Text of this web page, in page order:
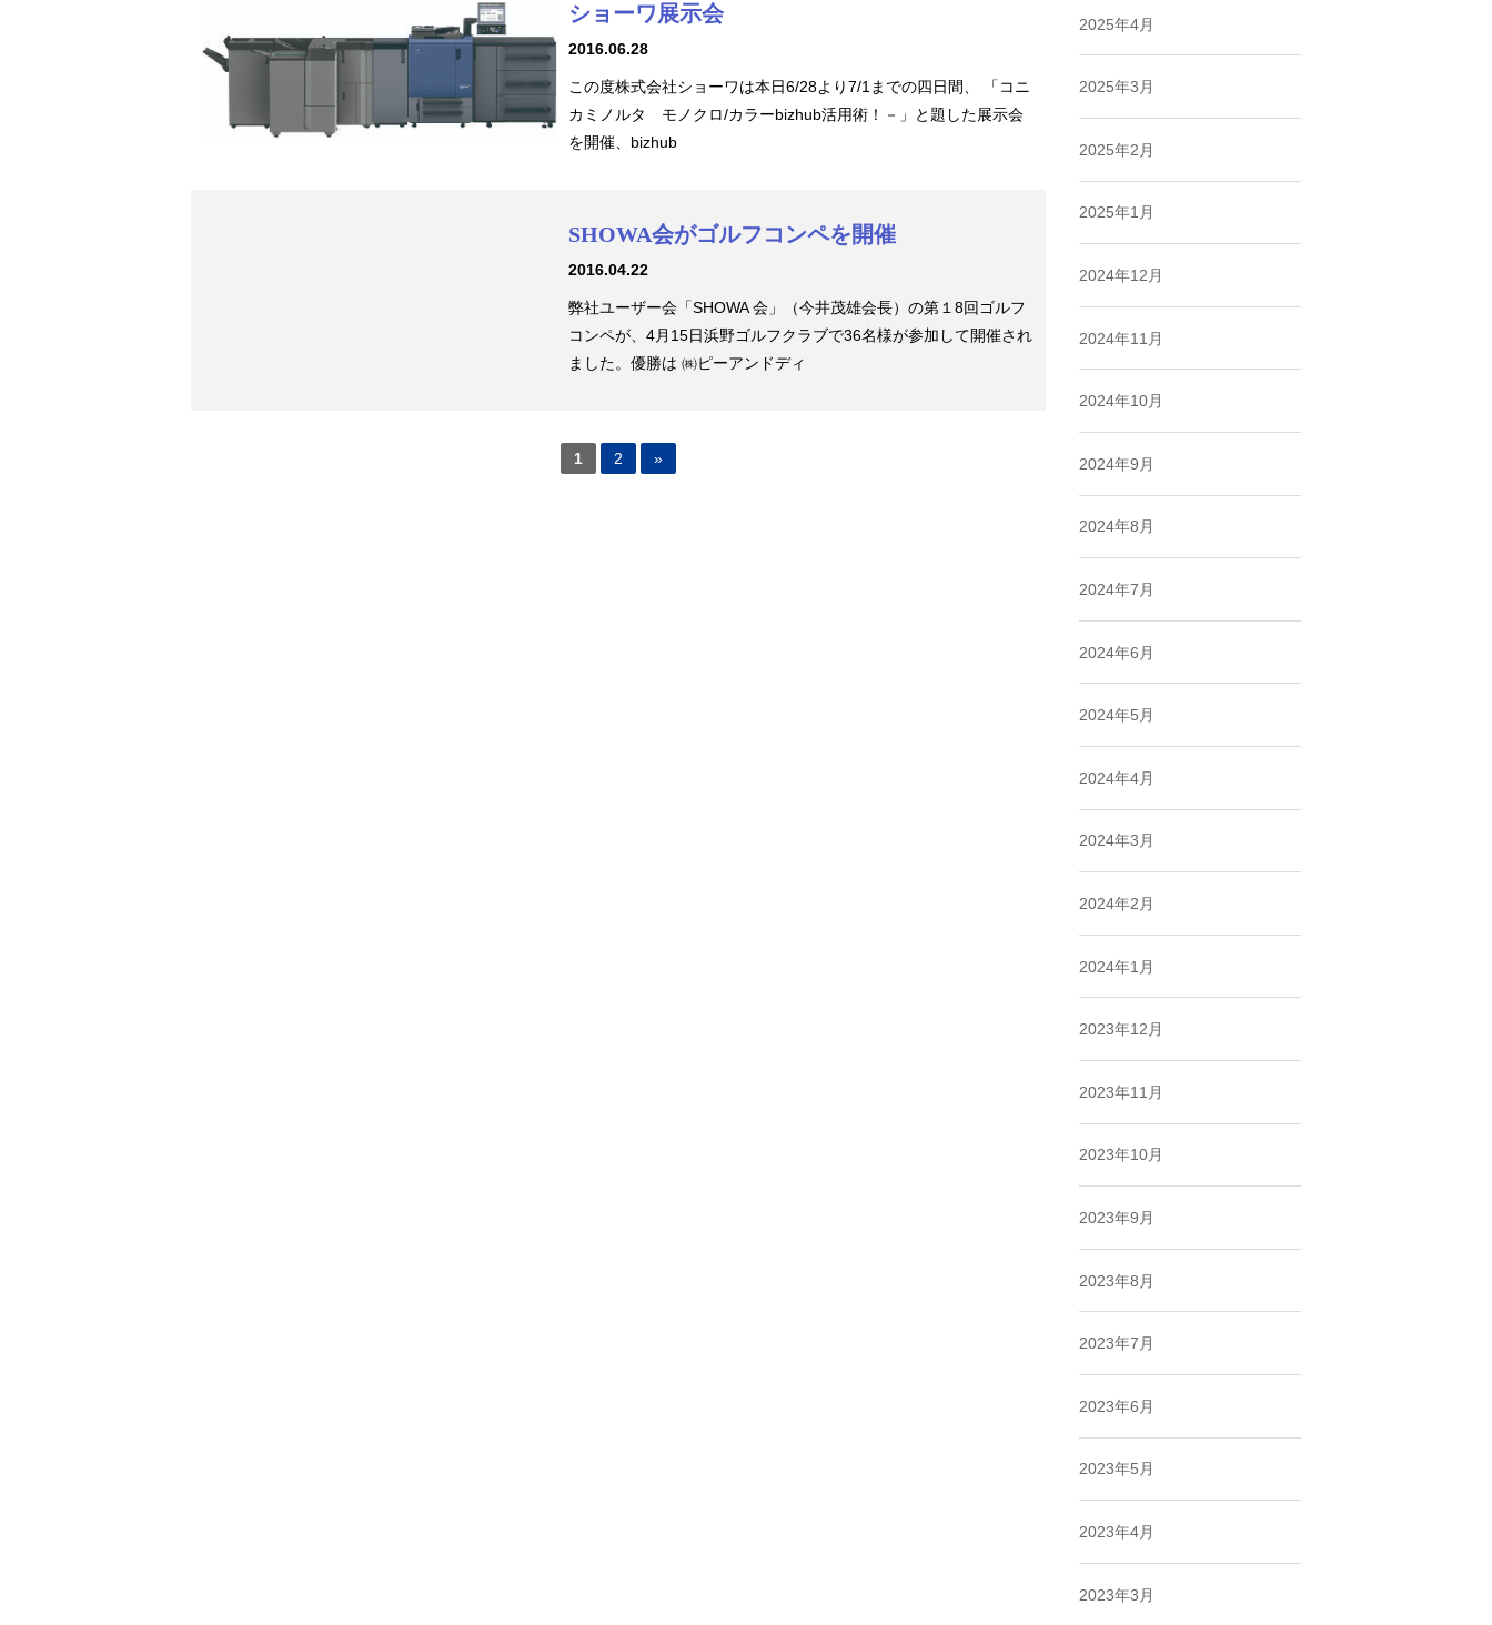
ショーワ展示会
2016.06.28
この度株式会社ショーワは本日6/28より7/1までの四日間、 「コニ
カミノルタ モノクロ/カラーbizhub活用術！－」と題した展示会
を開催、bizhub
SHOWA会がゴルフコンペを開催
2016.04.22
弊社ユーザー会「SHOWA 会」（今井茂雄会長）の第１8回ゴルフ
コンペが、4月15日浜野ゴルフクラブで36名様が参加して開催され
ました。優勝は ㈱ピーアンドディ
1 2 »
2025年4月
2025年3月
2025年2月
2025年1月
2024年12月
2024年11月
2024年10月
2024年9月
2024年8月
2024年7月
2024年6月
2024年5月
2024年4月
2024年3月
2024年2月
2024年1月
2023年12月
2023年11月
2023年10月
2023年9月
2023年8月
2023年7月
2023年6月
2023年5月
2023年4月
2023年3月